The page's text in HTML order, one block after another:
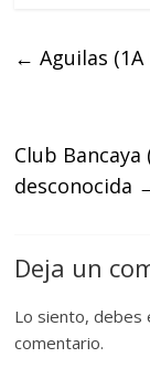
← Aguilas
Club
desconocida
Deja un
Lo siento,
comentario.